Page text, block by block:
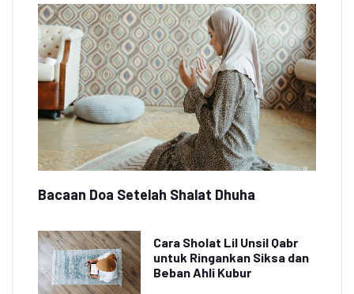
Bacaan Doa Setelah Shalat Dhuha
Cara Sholat Lil Unsil Qabr
untuk Ringankan Siksa dan
Beban Ahli Kubur